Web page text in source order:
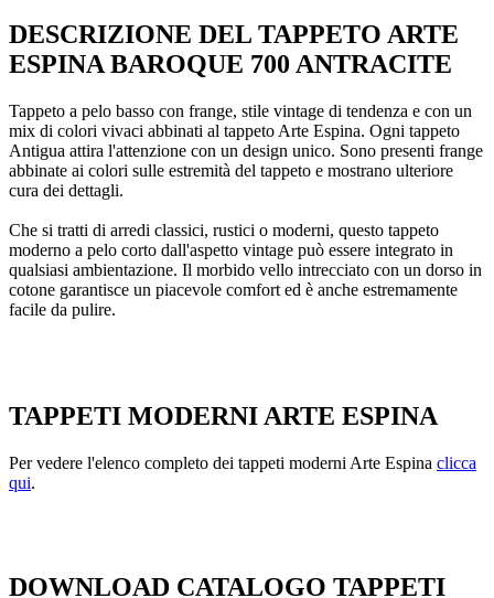
DESCRIZIONE DEL TAPPETO ARTE
ESPINA BAROQUE 700 ANTRACITE
Tappeto a pelo basso con frange, stile vintage di tendenza e con un
mix di colori vivaci abbinati al tappeto Arte Espina. Ogni tappeto
Antigua attira l'attenzione con un design unico. Sono presenti frange
abbinate ai colori sulle estremità del tappeto e mostrano ulteriore
cura dei dettagli.
Che si tratti di arredi classici, rustici o moderni, questo tappeto
moderno a pelo corto dall'aspetto vintage può essere integrato in
qualsiasi ambientazione. Il morbido vello intrecciato con un dorso in
cotone garantisce un piacevole comfort ed è anche estremamente
facile da pulire.
TAPPETI MODERNI ARTE ESPINA
Per vedere l'elenco completo dei tappeti moderni Arte Espina clicca
qui.
DOWNLOAD CATALOGO TAPPETI